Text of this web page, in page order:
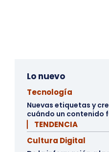
Lo nuevo
Tecnología
Nuevas etiquetas y
cuándo un contenido
▏ TENDENCIA
Cultura Digital